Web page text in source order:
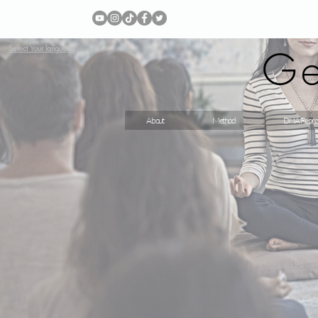
Select Your language
About Method DNA